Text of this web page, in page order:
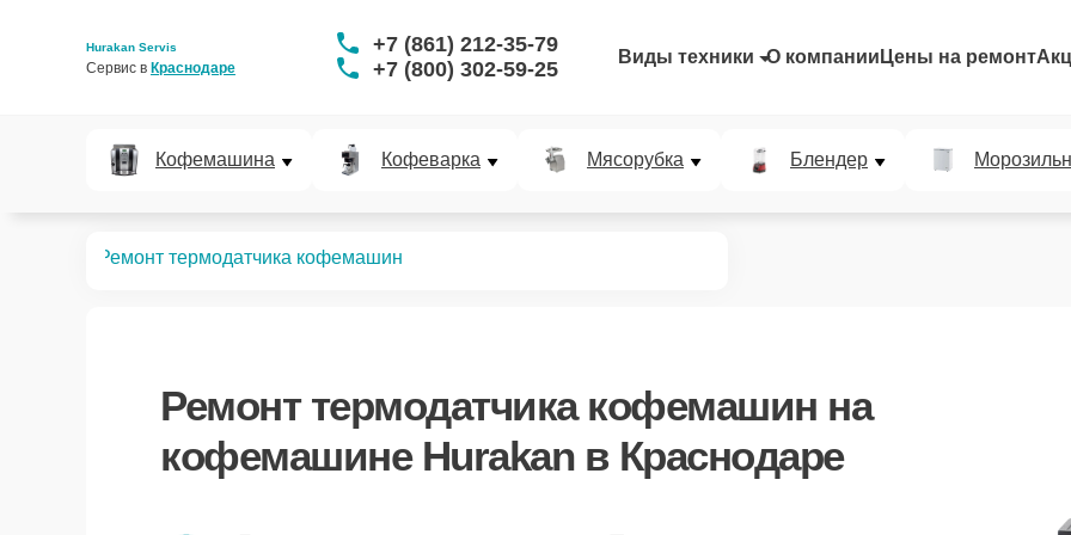
Hurakan Servis
Сервис в Краснодаре
+7 (861) 212-35-79
+7 (800) 302-59-25
Виды техники О компании Цены на ремонт
Кофемашина Кофеварка Мясорубка Блендер
Ремонт термодатчика кофемашин
Ремонт термодатчика кофемашин на
кофемашине Hurakan в Краснодаре